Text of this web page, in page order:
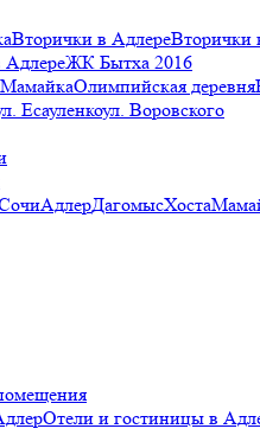
Вторички в АдлереВторички
АдлереЖК Бытха 2016
МамайкаОлимпийская деревня
Есауленкоул. Воровского
АдлерДагомысХоста
Отели и гостиницы в